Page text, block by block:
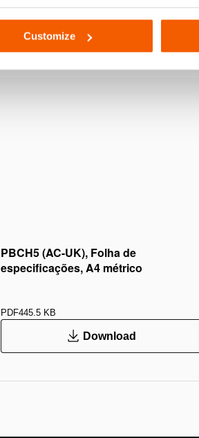
Customize
PBCH5 (AC-UK), Folha de
especificações, A4 métrico
PDF445.5 KB
Download